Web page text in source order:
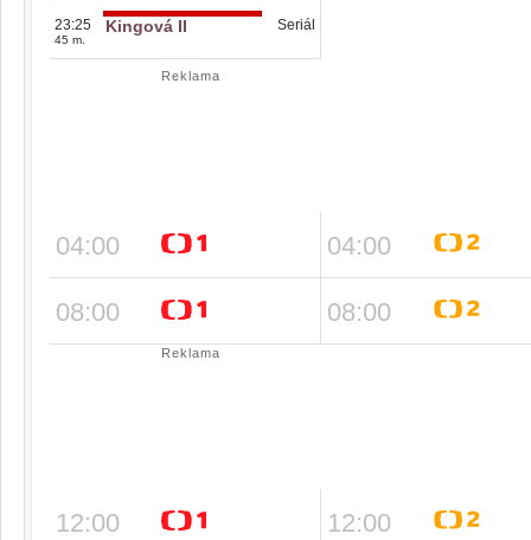
23:25
45 m.
Kingová II Seriál
Reklama
04:00 04:00
08:00 08:00
Reklama
12:00 12:00